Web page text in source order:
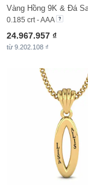
0.185 crt - AAA
24.967.957 ₫
từ 9.202.108 ₫